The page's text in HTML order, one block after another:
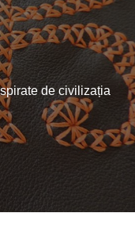
de civilizația